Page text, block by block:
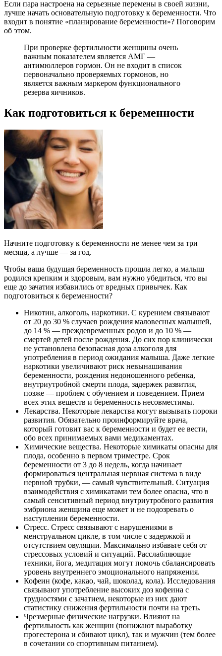
Если пара настроена на серьезные перемены в своей жизни,
лучше начать основательную подготовку к беременности. Что
входит в понятие «планирование беременности»? Поговорим
об этом.
При проверке фертильности женщины очень
важным показателем является АМГ —
антимюллеров гормон. Он не входит в список
первоначально проверяемых гормонов, но
является важным маркером функционального
резерва яичников.
Как подготовиться к беременности
Начните подготовку к беременности не менее чем за три
месяца, а лучше — за год.
Чтобы ваша будущая беременность прошла легко, а малыш
родился крепким и здоровым, вам нужно убедиться, что вы
еще до зачатия избавились от вредных привычек. Как
подготовиться к беременности?
Никотин, алкоголь, наркотики. С курением связывают
от 20 до 30 % случаев рождения маловесных малышей,
до 14 % — преждевременных родов и до 10 % —
смертей детей после рождения. До сих пор клинически
не установлена безопасная доза алкоголя для
употребления в период ожидания малыша. Даже легкие
наркотики увеличивают риск невынашивания
беременности, рождения недоношенного ребенка,
внутриутробной смерти плода, задержек развития,
позже — проблем с обучением и поведением. Прием
всех этих веществ и беременность несовместимы.
Лекарства. Некоторые лекарства могут вызывать пороки
развития. Обязательно проинформируйте врача,
который готовит вас к беременности и будет ее вести,
обо всех принимаемых вами медикаментах.
Химические вещества. Некоторые химикаты опасны для
плода, особенно в первом триместре. Срок
беременности от 3 до 8 недель, когда начинает
формироваться центральная нервная система в виде
нервной трубки, — самый чувствительный. Ситуация
взаимодействия с химикатами тем более опасна, что в
самый сенситивный период внутриутробного развития
эмбриона женщина еще может и не подозревать о
наступлении беременности.
Стресс. Стресс связывают с нарушениями в
менструальном цикле, в том числе с задержкой и
отсутствием овуляции. Максимально избавьте себя от
стрессовых условий и ситуаций. Расслабляющие
техники, йога, медитация могут помочь сбалансировать
уровень внутреннего эмоционального напряжения.
Кофеин (кофе, какао, чай, шоколад, кола). Исследования
связывают употребление высоких доз кофеина с
трудностями с зачатием, некоторые из них дают
статистику снижения фертильности почти на треть.
Чрезмерные физические нагрузки. Влияют на
фертильность как женщин (понижают выработку
прогестерона и сбивают цикл), так и мужчин (тем более
в сочетании со спортивным питанием).